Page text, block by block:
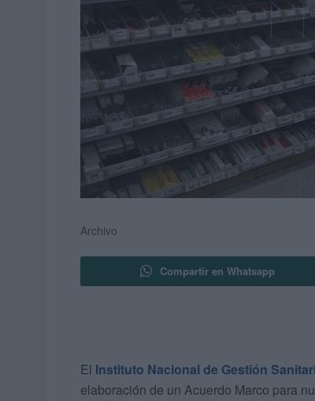
Archivo
Compartir en Whatsapp
El Instituto Nacional de Gestión
elaboración de un Acuerdo Marco para